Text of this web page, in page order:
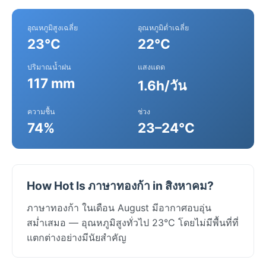
อุณหภูมิสูงเฉลี่ย
23°C
อุณหภูมิต่ำเฉลี่ย
22°C
ปริมาณน้ำฝน
117 mm
แสงแดด
1.6h/วัน
ความชื้น
74%
ช่วง
23–24°C
How Hot Is ภาษาทองก้า in สิงหาคม?
ภาษาทองก้า ในเดือน August มีอากาศอบอุ่น
สม่ำเสมอ — อุณหภูมิสูงทั่วไป 23°C โดยไม่มีพื้นที่ที่
แตกต่างอย่างมีนัยสำคัญ